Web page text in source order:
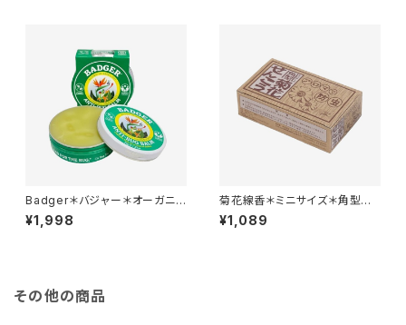
Badger＊バジャー＊オーガニッ
ク虫よけクリーム ＊21g
¥1,998
菊花線香＊ミニサイズ＊角型＊
天然成分でお子様やペットにも
安心＊32巻入り＊蚊取り線香＊
¥1,089
その他の商品